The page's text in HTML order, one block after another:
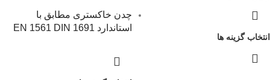
انتخاب گزینه ها
چدن خاکستری مطابق با
استاندارد EN 1561 DIN 1691